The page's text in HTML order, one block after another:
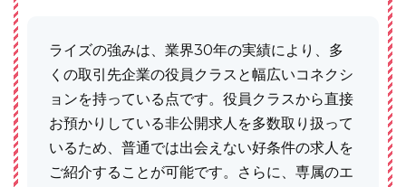
ライズの強みは、業界30年の実績により、多
くの取引先企業の役員クラスと幅広いコネクシ
ョンを持っている点です。役員クラスから直接
お預かりしている非公開求人を多数取り扱って
いるため、普通では出会えない好条件の求人を
ご紹介することが可能です。さらに、専属のエ